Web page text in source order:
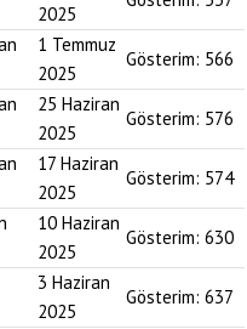
2025
1 Temmuz
2025
Gösterim: 566
25 Haziran
2025
Gösterim: 576
17 Haziran
2025
Gösterim: 574
10 Haziran
2025
Gösterim: 630
3 Haziran
2025
Gösterim: 637